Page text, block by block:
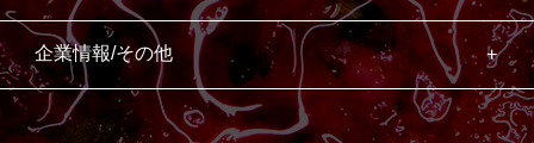
企業情報/その他